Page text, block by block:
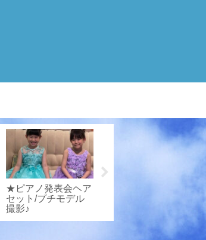
★ピアノ発表会ヘア
セット/プチモデル
撮影♪